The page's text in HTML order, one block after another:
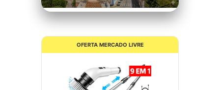
OFERTA MERCADO LIVRE